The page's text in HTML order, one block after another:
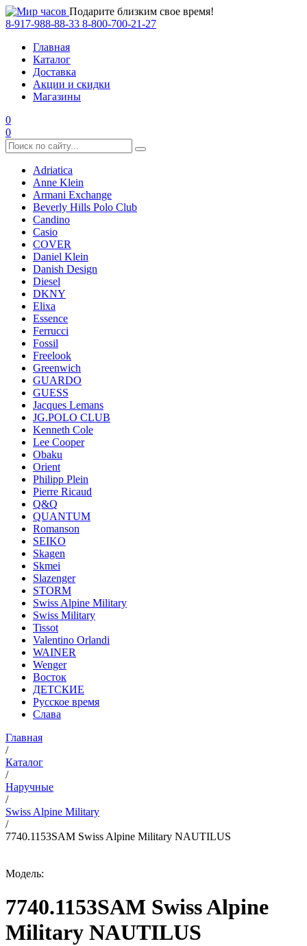
Подарите близким свое время!
8-917-988-88-33 8-800-700-21-27
Главная
Каталог
Доставка
Акции и скидки
Магазины
0
0
Adriatica
Anne Klein
Armani Exchange
Beverly Hills Polo Club
Candino
Casio
COVER
Daniel Klein
Danish Design
Diesel
DKNY
Elixa
Essence
Ferrucci
Fossil
Freelook
Greenwich
GUARDO
GUESS
Jacques Lemans
JG.POLO CLUB
Kenneth Cole
Lee Cooper
Obaku
Orient
Philipp Plein
Pierre Ricaud
Q&Q
QUANTUM
Romanson
SEIKO
Skagen
Skmei
Slazenger
STORM
Swiss Alpine Military
Swiss Military
Tissot
Valentino Orlandi
WAINER
Wenger
Восток
ДЕТСКИЕ
Русское время
Слава
Главная
/
Каталог
/
Наручные
/
Swiss Alpine Military
/
7740.1153SAM Swiss Alpine Military NAUTILUS
Модель:
7740.1153SAM Swiss Alpine
Military NAUTILUS